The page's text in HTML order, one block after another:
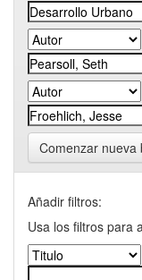
Comenzar nueva
Añadir filtros:
Usa los filtros para